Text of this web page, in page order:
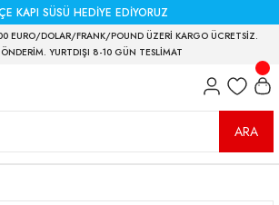
KAPI SÜSÜ HEDİYE EDİYORUZ
EURO/DOLAR/FRANK/POUND ÜZERİ KARGO ÜCRETSİZ.
YURTDIŞI 8-10 GÜN TESLİMAT
ARA